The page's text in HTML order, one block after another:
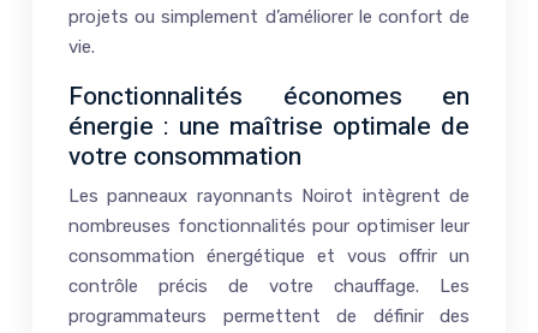
projets ou simplement d’améliorer le confort de
vie.
Fonctionnalités économes en
énergie : une maîtrise optimale de
votre consommation
Les panneaux rayonnants Noirot intègrent de
nombreuses fonctionnalités pour optimiser leur
consommation énergétique et vous offrir un
contrôle précis de votre chauffage. Les
programmateurs permettent de définir des